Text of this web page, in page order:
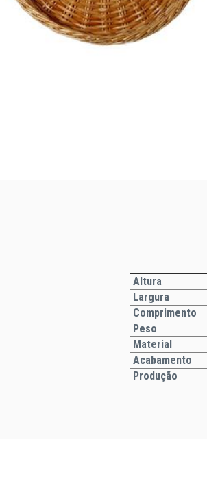
Altura
Largura
Comprimento
Peso
Material
Acabamento
Produção